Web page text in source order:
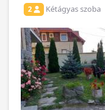
2 Kétágyas szoba